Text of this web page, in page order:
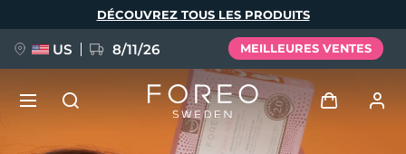
DÉCOUVREZ TOUS LES PRODUITS
US 8/11/26 MEILLEURES VENTES